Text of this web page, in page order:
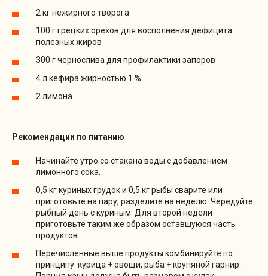
2 кг нежирного творога
100 г грецких орехов для восполнения дефицита
полезных жиров
300 г чернослива для профилактики запоров
4 л кефира жирностью 1 %
2 лимона
Рекомендации по питанию
Начинайте утро со стакана воды с добавлением
лимонного сока.
0,5 кг куриных грудок и 0,5 кг рыбы сварите или
приготовьте на пару, разделите на неделю. Чередуйте
рыбный день с куриным. Для второй недели
приготовьте таким же образом оставшуюся часть
продуктов.
Перечисленные выше продукты комбинируйте по
принципу: курица + овощи, рыба + крупяной гарнир.